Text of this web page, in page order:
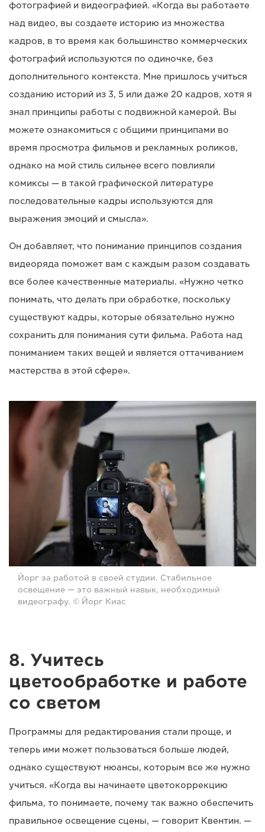
фотографией и видеографией. «Когда вы работаете
над видео, вы создаете историю из множества
кадров, в то время как большинство коммерческих
фотографий используются по одиночке, без
дополнительного контекста. Мне пришлось учиться
созданию историй из 3, 5 или даже 20 кадров, хотя я
знал принципы работы с подвижной камерой. Вы
можете ознакомиться с общими принципами во
время просмотра фильмов и рекламных роликов,
однако на мой стиль сильнее всего повлияли
комиксы — в такой графической литературе
последовательные кадры используются для
выражения эмоций и смысла».
Он добавляет, что понимание принципов создания
видеоряда поможет вам с каждым разом создавать
все более качественные материалы. «Нужно четко
понимать, что делать при обработке, поскольку
существуют кадры, которые обязательно нужно
сохранить для понимания сути фильма. Работа над
пониманием таких вещей и является оттачиванием
мастерства в этой сфере».
Йорг за работой в своей студии. Стабильное
освещение — это важный навык, необходимый
видеографу. © Йорг Киас
8. Учитесь
цветообработке и работе
со светом
Программы для редактирования стали проще, и
теперь ими может пользоваться больше людей,
однако существуют нюансы, которым все же нужно
учиться. «Когда вы начинаете цветокоррекцию
фильма, то понимаете, почему так важно обеспечить
правильное освещение сцены, — говорит Квентин. —